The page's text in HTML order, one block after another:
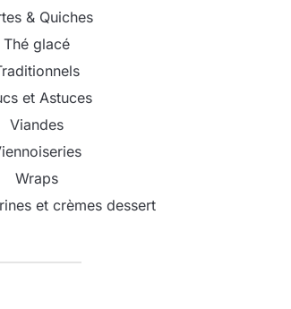
& Quiches
Thé glacé
et Astuces
Viandes
Wraps
et crèmes dessert